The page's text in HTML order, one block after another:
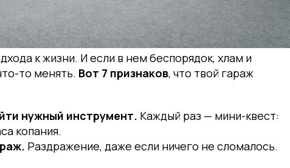
к жизни. И если в нем беспорядок, хлам и
то менять. Вот 7 признаков, что твой гараж
нужный инструмент. Каждый раз — мини-квест:
копания.
Раздражение, даже если ничего не сломалось.